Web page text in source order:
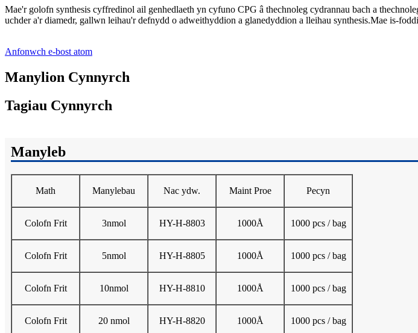
Mae'r golofn synthesis cyffredinol ail genhedlaeth yn cyfuno CPG â thechnoleg cydrannau bach a
uchder a'r diamedr, gallwn leihau'r defnydd o adweithyddion a glanedyddion a lleihau synthesis.Mae is-
Anfonwch e-bost atom
Manylion Cynnyrch
Tagiau Cynnyrch
Manyleb
Math Manylebau Nac ydw. Maint Proe Pecyn
Colofn Frit 3nmol HY-H-8803 1000Å 1000 pcs / bag
Colofn Frit 5nmol HY-H-8805 1000Å 1000 pcs / bag
Colofn Frit 10nmol HY-H-8810 1000Å 1000 pcs / bag
Colofn Frit 20 nmol HY-H-8820 1000Å 1000 pcs / bag